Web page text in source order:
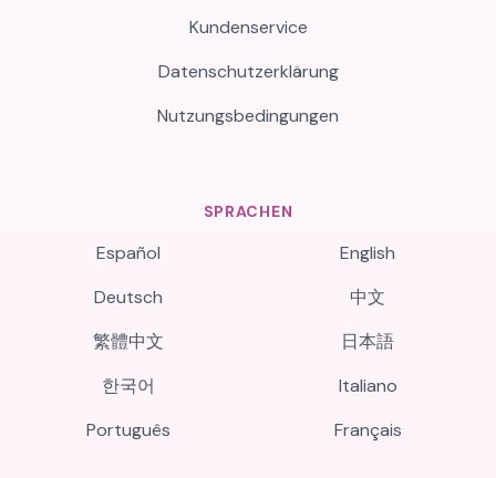
Kundenservice
Datenschutzerklärung
Nutzungsbedingungen
SPRACHEN
Español
English
Deutsch
中文
繁體中文
日本語
한국어
Italiano
Português
Français